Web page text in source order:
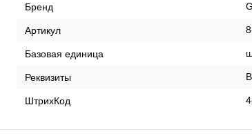
Бренд
Артикул
Базовая единица
Реквизиты
ШтрихКод